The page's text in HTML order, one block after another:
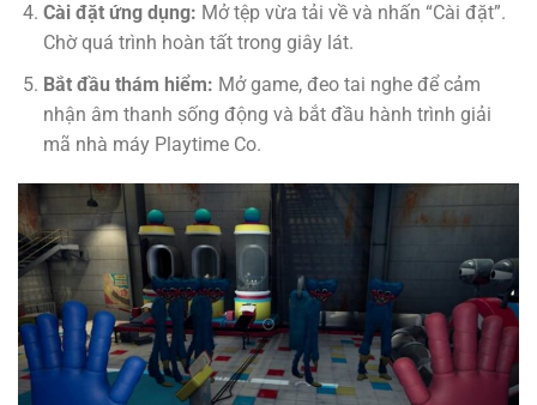
Cài đặt ứng dụng: Mở tệp vừa tải về và nhấn “Cài đặt”.
Chờ quá trình hoàn tất trong giây lát.
Bắt đầu thám hiểm: Mở game, đeo tai nghe để cảm
nhận âm thanh sống động và bắt đầu hành trình giải
mã nhà máy Playtime Co.